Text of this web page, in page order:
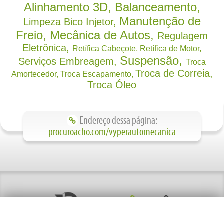
Alinhamento 3D Balanceamento
Limpeza Bico Injetor
Manutenção de
Freio Mecânica de Autos
Regulagem
Eletrônica
Retífica Cabeçote Retífica de Motor
Serviços Embreagem Suspensão
Troca
Amortecedor Troca Escapamento Troca de Correia
Troca Óleo
Endereço dessa página:
procuroacho.com/vyperautomecanica